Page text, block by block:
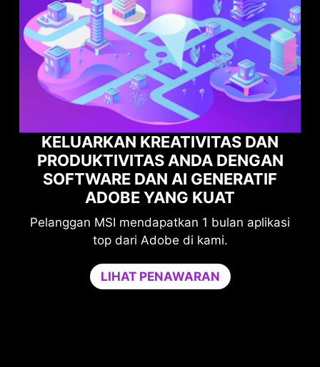
KREATIVITAS DAN
ANDA DENGAN
SOFTWARE DAN AI GENERATIF
ADOBE YANG KUAT
MSI mendapatkan 1 bulan aplikasi
top dari Adobe di kami.
LIHAT PENAWARAN